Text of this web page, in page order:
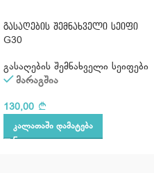
გასაღების შემნახველი სეიფი
G30
გასაღების შემნახველი სეიფები
მარაგშია
130,00
ᲙᲐᲚᲐᲗᲐᲨᲘ ᲓᲐᲛᲐᲢᲔᲑᲐ